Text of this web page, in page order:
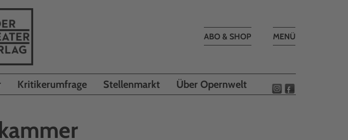
Toggle
MENÜ
ABO & SHOP
Kritikerumfrage Stellenmarkt Über Opernwelt